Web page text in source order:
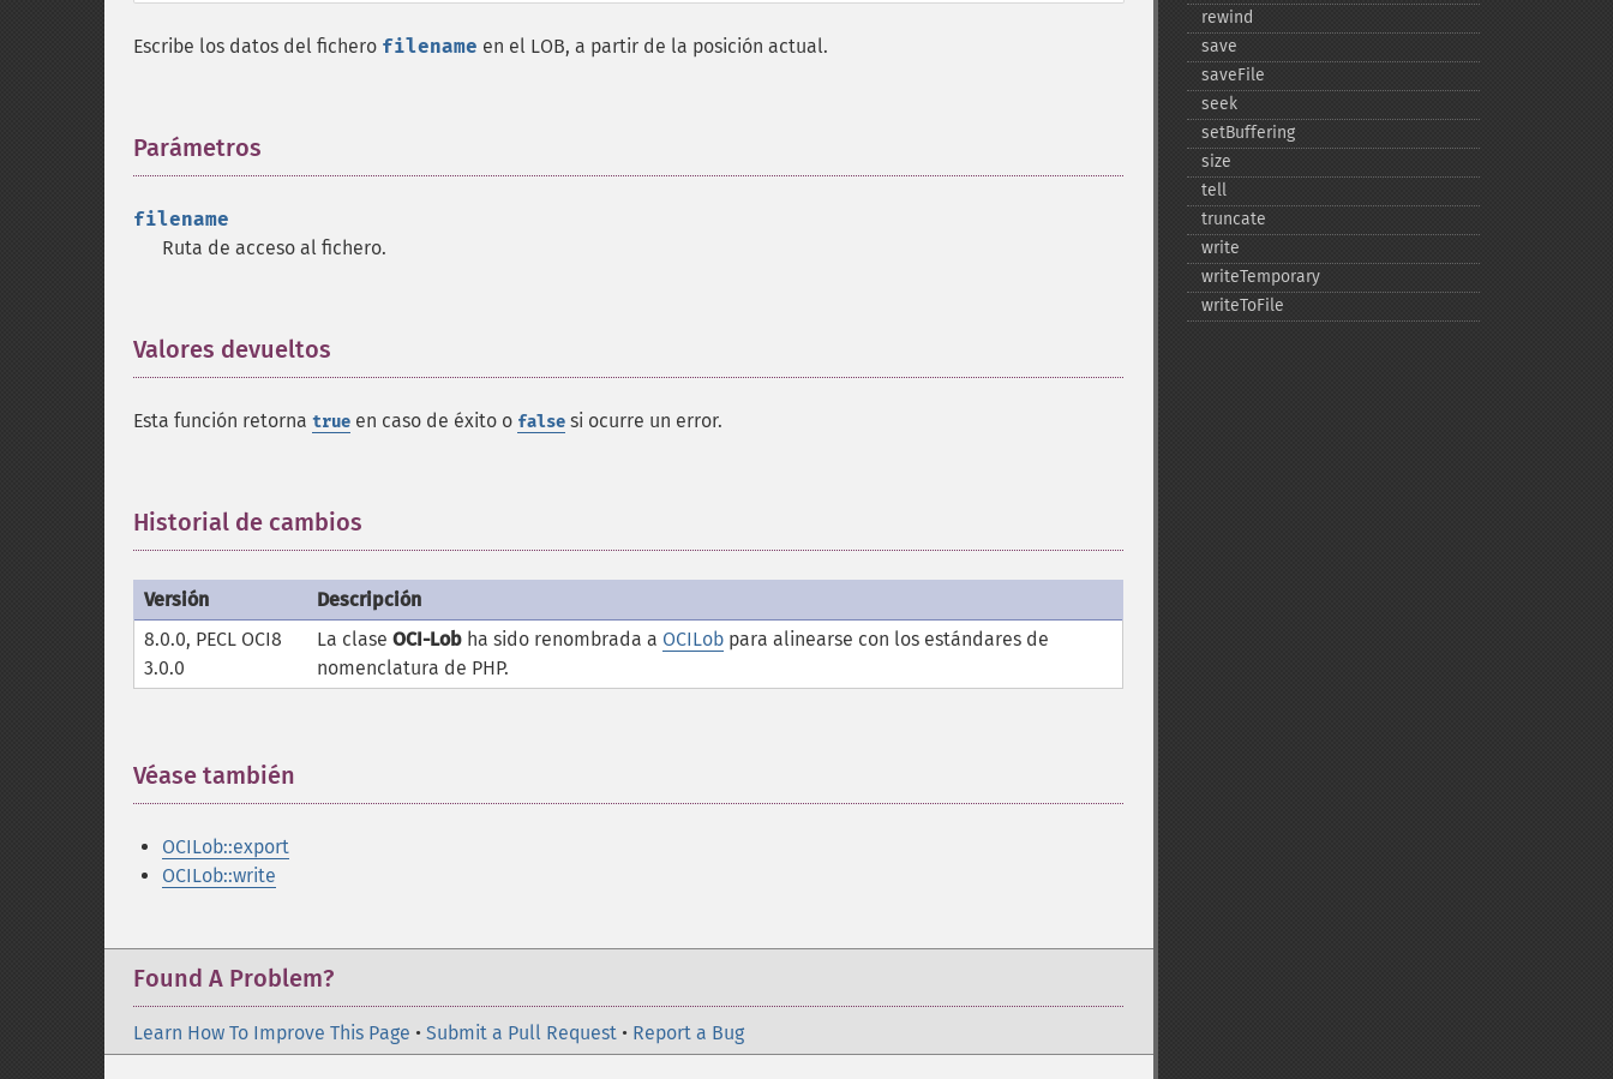
Escribe los datos del fichero filename en el LOB, a partir de la posición actual.
Parámetros
filename
Ruta de acceso al fichero.
Valores devueltos
Esta función retorna true en caso de éxito o false si ocurre un error.
Historial de cambios
Versión
Descripción
8.0.0, PECL OCI8
3.0.0
La clase OCI-Lob ha sido renombrada a OCILob para alinearse con los estándares de
nomenclatura de PHP.
Véase también
OCILob::export
OCILob::write
Found A Problem?
Learn How To Improve This Page • Submit a Pull Request • Report a Bug
rewind
save
saveFile
seek
setBuffering
size
tell
truncate
write
writeTemporary
writeToFile